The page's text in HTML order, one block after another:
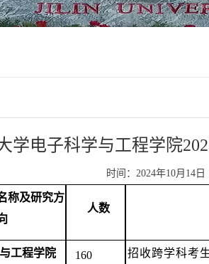
学电子科学与工程学院
时间：2024年10月14日
称及研究方
人数
工程学院 160 招收跨学科考